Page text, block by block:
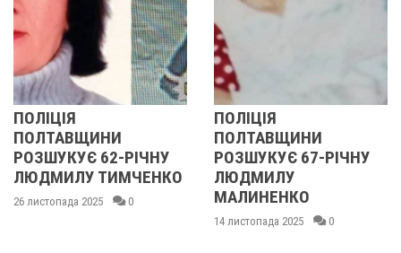
62-РІЧНУ
ТИМЧЕНКО
2025 0
ПОЛІЦІЯ
ПОЛТАВЩИНИ
РОЗШУКУЄ 67-РІЧНУ
ЛЮДМИЛУ
МАЛИНЕНКО
14 листопада 2025 0